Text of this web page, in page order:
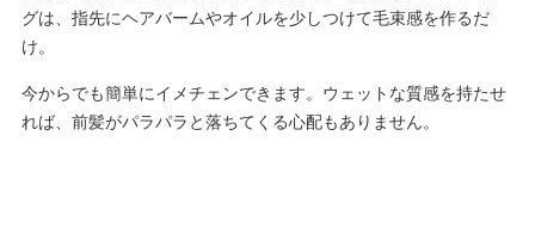
グは、指先にヘアバームやオイルを少しつけて毛束感を作るだ
け。
今からでも簡単にイメチェンできます。ウェットな質感を持たせ
れば、前髪がパラパラと落ちてくる心配もありません。